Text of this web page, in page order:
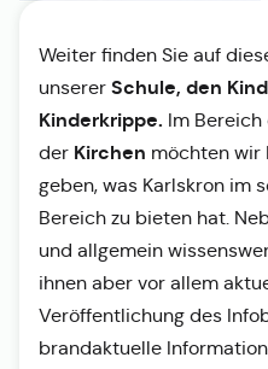
Weiter finden Sie auf
unserer Schule, den
Kinderkrippe. Im Bereich
der Kirchen möchten wir
geben, was Karlskron im
Bereich zu bieten hat.
und allgemein
ihnen aber vor allem
Veröffentlichung des
brandaktuelle